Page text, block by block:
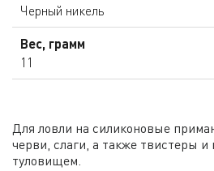
Черный никель
Вес, грамм
11
Для ловли на силиконовые
черви, слаги, а также твистеры
туловищем.